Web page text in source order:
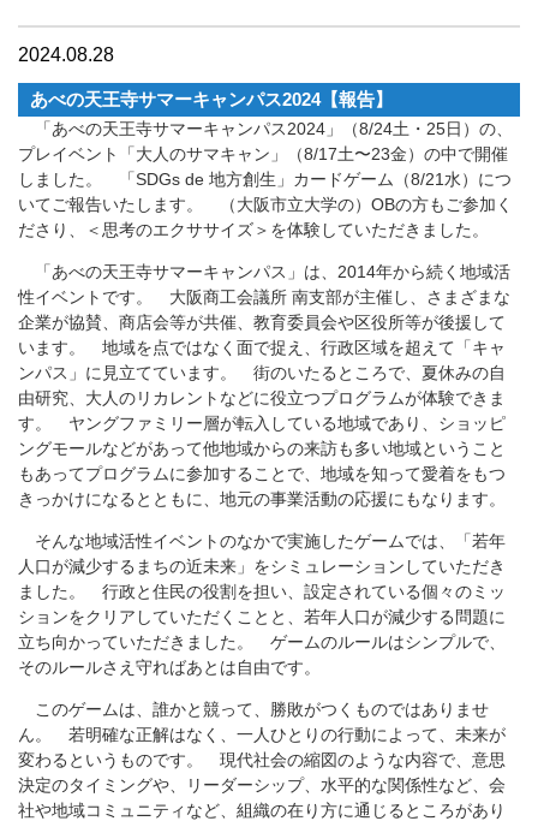
2024.08.28
あべの天王寺サマーキャンパス2024【報告】
「あべの天王寺サマーキャンパス2024」（8/24土・25日）の、
プレイベント「大人のサマキャン」（8/17土〜23金）の中で開催
しました。 「SDGs de 地方創生」カードゲーム（8/21水）につ
いてご報告いたします。 （大阪市立大学の）OBの方もご参加く
ださり、＜思考のエクササイズ＞を体験していただきました。
「あべの天王寺サマーキャンパス」は、2014年から続く地域活
性イベントです。 大阪商工会議所 南支部が主催し、さまざまな
企業が協賛、商店会等が共催、教育委員会や区役所等が後援して
います。 地域を点ではなく面で捉え、行政区域を超えて「キャ
ンパス」に見立てています。 街のいたるところで、夏休みの自
由研究、大人のリカレントなどに役立つプログラムが体験できま
す。 ヤングファミリー層が転入している地域であり、ショッピ
ングモールなどがあって他地域からの来訪も多い地域ということ
もあってプログラムに参加することで、地域を知って愛着をもつ
きっかけになるとともに、地元の事業活動の応援にもなります。
そんな地域活性イベントのなかで実施したゲームでは、「若年
人口が減少するまちの近未来」をシミュレーションしていただき
ました。 行政と住民の役割を担い、設定されている個々のミッ
ションをクリアしていただくことと、若年人口が減少する問題に
立ち向かっていただきました。 ゲームのルールはシンプルで、
そのルールさえ守ればあとは自由です。
このゲームは、誰かと競って、勝敗がつくものではありませ
ん。 若明確な正解はなく、一人ひとりの行動によって、未来が
変わるというものです。 現代社会の縮図のような内容で、意思
決定のタイミングや、リーダーシップ、水平的な関係性など、会
社や地域コミュニティなど、組織の在り方に通じるところがあり